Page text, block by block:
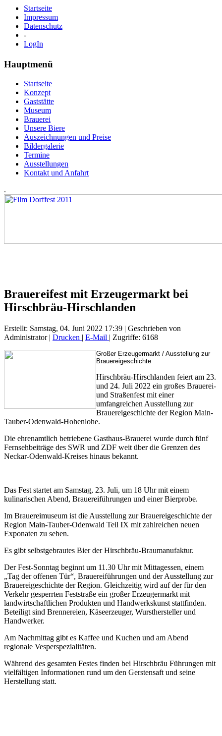
Startseite
Impressum
Datenschutz
-
LogIn
Hauptmenü
Startseite
Konzept
Gaststätte
Museum
Brauerei
Unsere Biere
Auszeichnungen und Preise
Bildergalerie
Termine
Ausstellungen
Kontakt und Anfahrt
.
Brauereifest mit Erzeugermarkt bei
Hirschbräu-Hirschlanden
Erstellt: Samstag, 04. Juni 2022 17:39 | Geschrieben von
Administrator| Drucken | E-Mail | Zugriffe: 6168
Großer Erzeugermarkt / Ausstellung zur
Brauereigeschichte
Hirschbräu-Hirschlanden feiert am 23.
und 24. Juli 2022 ein großes Brauerei-
und Straßenfest mit einer
umfangreichen Ausstellung zur
Brauereigeschichte der Region Main-
Tauber-Odenwald-Hohenlohe.
Die ehrenamtlich betriebene Gasthaus-Brauerei wurde durch fünf
Fernsehbeiträge des SWR und ZDF weit über die Grenzen des
Neckar-Odenwald-Kreises hinaus bekannt.
Das Fest startet am Samstag, 23. Juli, um 18 Uhr mit einem
kulinarischen Abend, Brauereiführungen und einer Bierprobe.
Im Brauereimuseum ist die Ausstellung zur Brauereigeschichte der
Region Main-Tauber-Odenwald Teil IX mit zahlreichen neuen
Exponaten zu sehen.
Es gibt selbstgebrautes Bier der Hirschbräu-Braumanufaktur.
Der Fest-Sonntag beginnt um 11.30 Uhr mit Mittagessen, einem
„Tag der offenen Tür“, Brauereiführungen und der Ausstellung zur
Brauereigeschichte der Region. Gleichzeitig wird auf der für den
Verkehr gesperrten Feststraße ein großer Erzeugermarkt mit
landwirtschaftlichen Produkten und Handwerkskunst stattfinden.
Beteiligt sind Brennereien, Käseerzeuger, Wursthersteller und
Handwerker.
Am Nachmittag gibt es Kaffee und Kuchen und am Abend
regionale Vesperspezialitäten.
Während des gesamten Festes finden bei Hirschbräu Führungen mit
vielfältigen Informationen rund um den Gerstensaft und seine
Herstellung statt.